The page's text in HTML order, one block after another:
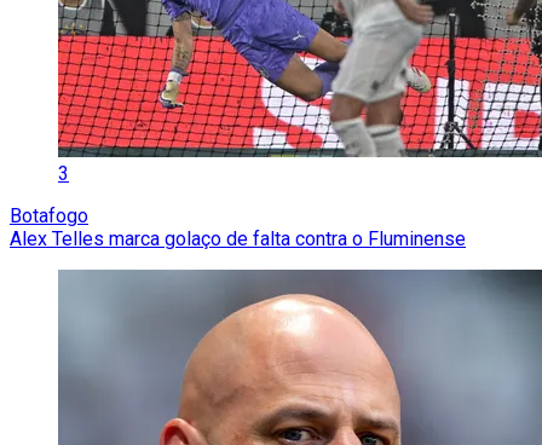
3
Botafogo
Alex Telles marca golaço de falta contra o Fluminense